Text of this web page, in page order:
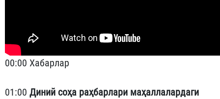
00:00 Хабарлар
01:00 Диний соҳа раҳбарлари маҳаллалардаги